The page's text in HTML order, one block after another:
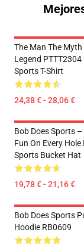
The Man The Myth
Legend PTTT2304
Sports T-Shirt
24,38 € - 28,06 €
Bob Does Sports
Fun On Every Hole
Sports Bucket Hat
19,78 € - 21,16 €
Bob Does Sports
Hoodie RB0609